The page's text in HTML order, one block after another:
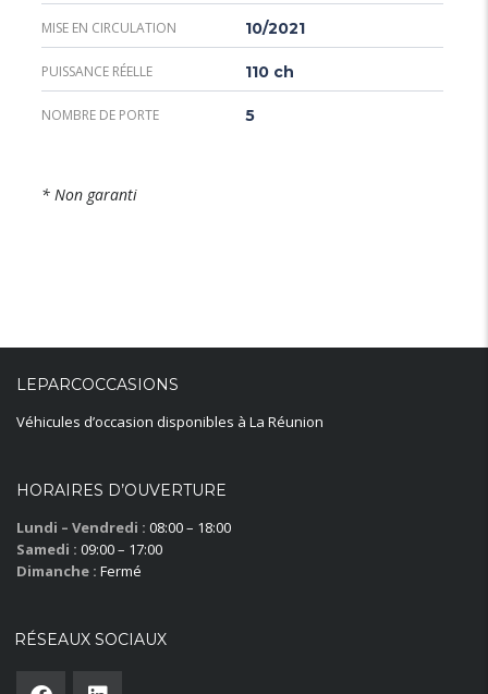
MISE EN CIRCULATION 10/2021
PUISSANCE RÉELLE 110 ch
NOMBRE DE PORTE 5
* Non garanti
LEPARCOCCASIONS
Véhicules d’occasion disponibles à La Réunion
HORAIRES D’OUVERTURE
Lundi – Vendredi : 08:00 – 18:00
Samedi : 09:00 – 17:00
Dimanche : Fermé
RÉSEAUX SOCIAUX